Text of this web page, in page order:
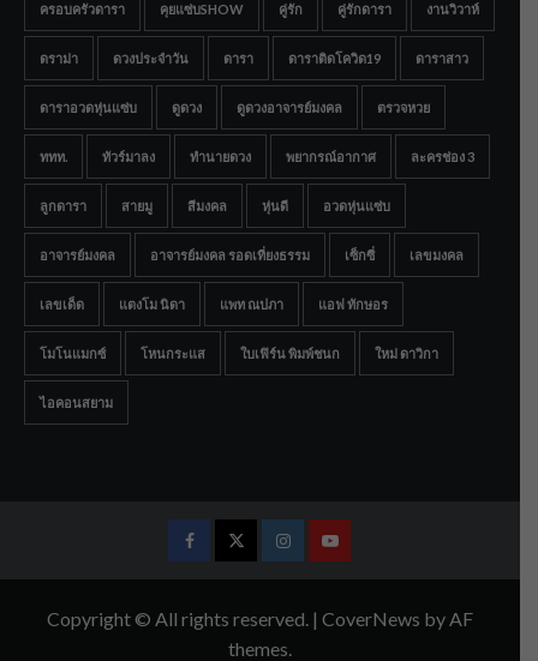
ครอบครัวดารา คุยแซ่บSHOW คู่รัก คู่รักดารา งานวิวาห์
ดราม่า ดวงประจำวัน ดารา ดาราติดโควิด19 ดาราสาว
ดาราอวดหุ่นแซ่บ ดูดวง ดูดวงอาจารย์มงคล ตรวจหวย
ททท. ทัวร์มาลง ทำนายดวง พยากรณ์อากาศ ละครช่อง 3
ลูกดารา สายมู สีมงคล หุ่นดี อวดหุ่นแซ่บ
อาจารย์มงคล อาจารย์มงคล รอดเที่ยงธรรม เซ็กซี่ เลขมงคล
เลขเด็ด แตงโม นิดา แพท ณปภา แอฟ ทักษอร
โมโนแมกซ์ โหนกระแส ใบเฟิร์น พิมพ์ชนก ใหม่ ดาวิกา
ไอคอนสยาม
FacebookTwitterInstagramYoutube
Copyright © All rights reserved. | CoverNews by AF
themes.